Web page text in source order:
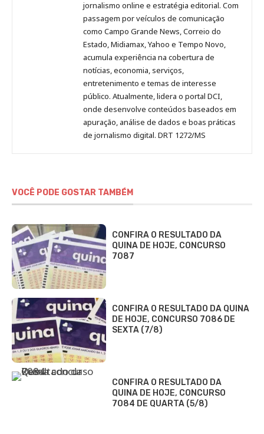
Pinterest
LinkedInInstagram
FacebookMalagolini
jornalismo online e estratégia editorial. Com
passagem por veículos de comunicação
como Campo Grande News, Correio do
Estado, Midiamax, Yahoo e Tempo Novo,
acumula experiência na cobertura de
notícias, economia, serviços,
entretenimento e temas de interesse
público. Atualmente, lidera o portal DCI,
onde desenvolve conteúdos baseados em
apuração, análise de dados e boas práticas
de jornalismo digital. DRT 1272/MS
VOCÊ PODE GOSTAR TAMBÉM
CONFIRA O RESULTADO DA
QUINA DE HOJE, CONCURSO
7087
CONFIRA O RESULTADO DA QUINA
DE HOJE, CONCURSO 7086 DE
SEXTA (7/8)
CONFIRA O RESULTADO DA
QUINA DE HOJE, CONCURSO
7084 DE QUARTA (5/8)